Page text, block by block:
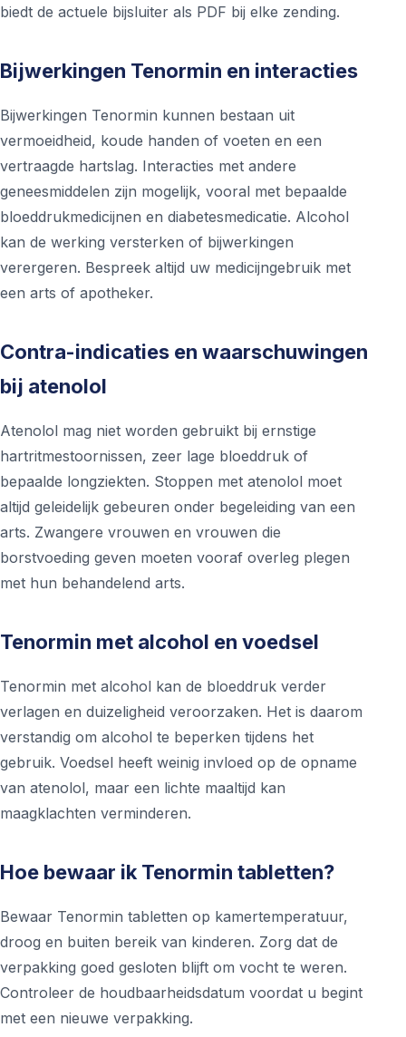
biedt de actuele bijsluiter als PDF bij elke zending.
Bijwerkingen Tenormin en interacties
Bijwerkingen Tenormin kunnen bestaan uit
vermoeidheid, koude handen of voeten en een
vertraagde hartslag. Interacties met andere
geneesmiddelen zijn mogelijk, vooral met bepaalde
bloeddrukmedicijnen en diabetesmedicatie. Alcohol
kan de werking versterken of bijwerkingen
verergeren. Bespreek altijd uw medicijngebruik met
een arts of apotheker.
Contra-indicaties en waarschuwingen
bij atenolol
Atenolol mag niet worden gebruikt bij ernstige
hartritmestoornissen, zeer lage bloeddruk of
bepaalde longziekten. Stoppen met atenolol moet
altijd geleidelijk gebeuren onder begeleiding van een
arts. Zwangere vrouwen en vrouwen die
borstvoeding geven moeten vooraf overleg plegen
met hun behandelend arts.
Tenormin met alcohol en voedsel
Tenormin met alcohol kan de bloeddruk verder
verlagen en duizeligheid veroorzaken. Het is daarom
verstandig om alcohol te beperken tijdens het
gebruik. Voedsel heeft weinig invloed op de opname
van atenolol, maar een lichte maaltijd kan
maagklachten verminderen.
Hoe bewaar ik Tenormin tabletten?
Bewaar Tenormin tabletten op kamertemperatuur,
droog en buiten bereik van kinderen. Zorg dat de
verpakking goed gesloten blijft om vocht te weren.
Controleer de houdbaarheidsdatum voordat u begint
met een nieuwe verpakking.